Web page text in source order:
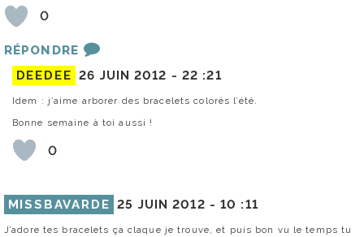
0
RÉPONDRE
DEEDEE 26 JUIN 2012 - 22 :21
Idem : j’aime arborer des bracelets colorés l’été.
Bonne semaine à toi aussi !
0
MISSBAVARDE 25 JUIN 2012 -10 :11
J’adore tes bracelets ça claque je trouve, et puis bon vu le temps tu